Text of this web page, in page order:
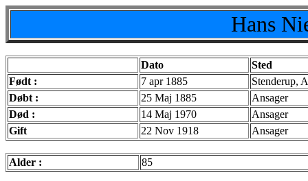
Hans
Dato
Sted
Født :
7 apr 1885
Stenderup,
Døbt :
25 Maj 1885
Ansager
Død :
14 Maj 1970
Ansager
Gift
22 Nov 1918 Ansager
Alder : 85